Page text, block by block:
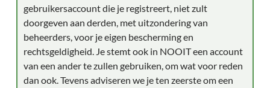
gebruikersaccount die je registreert, niet zult
doorgeven aan derden, met uitzondering van
beheerders, voor je eigen bescherming en
rechtsgeldigheid. Je stemt ook in NOOIT een account
van een ander te zullen gebruiken, om wat voor reden
dan ook. Tevens adviseren we je ten zeerste om een